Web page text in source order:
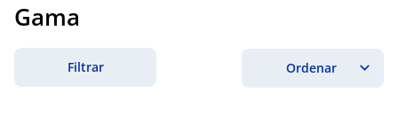
Gama
Filtrar